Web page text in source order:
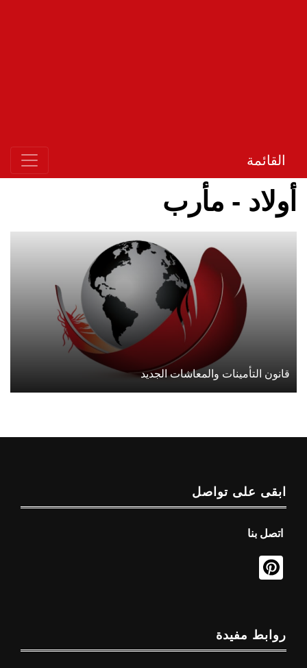
القائمة
أولاد - مأرب
قانون التأمينات والمعاشات الجديد
ابقى على تواصل
اتصل بنا
روابط مفيدة